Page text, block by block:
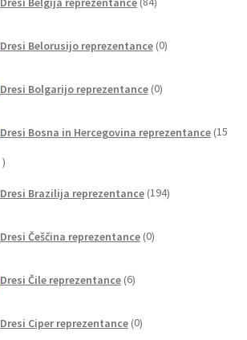
izdelkov
Dresi Belorusijo reprezentance 0izdelkov
Dresi Bolgarijo reprezentance 0izdelkov
Dresi Bosna in Hercegovina reprezentance 15
15
Dresi Brazilija reprezentance 194izdelkov
Dresi Češčina reprezentance 0izdelkov
Dresi Čile reprezentance 6izdelkov
Dresi Ciper reprezentance 0izdelkov